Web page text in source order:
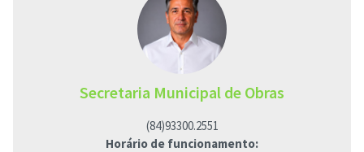
Secretaria Municipal de Obras
(84)93300.2551
Horário de funcionamento: